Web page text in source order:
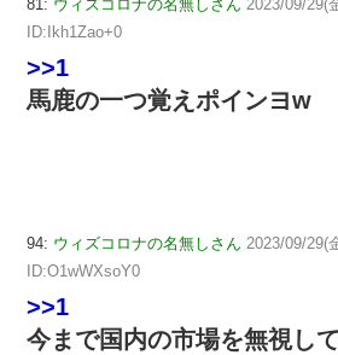
81: ウィズコロナの名無しさん 2023/09/29(
ID:Ikh1Zao+0
>>1
馬鹿の一つ覚えポインヨw
94: ウィズコロナの名無しさん 2023/09/29(
ID:O1wWXsoY0
>>1
今まで国内の市場を無視し